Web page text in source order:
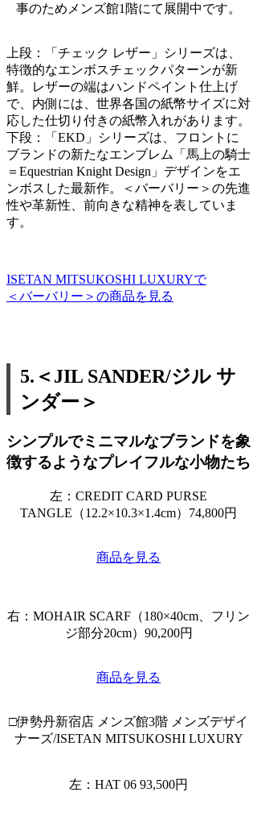
事のためメンズ館1階にて展開中です。
上段：「チェック レザー」シリーズは、
特徴的なエンボスチェックパターンが新
鮮。レザーの端はハンドペイント仕上げ
で、内側には、世界各国の紙幣サイズに対
応した仕切り付きの紙幣入れがあります。
下段：「EKD」シリーズは、フロントに
ブランドの新たなエンブレム「馬上の騎士
＝Equestrian Knight Design」デザインをエ
ンボスした最新作。＜バーバリー＞の先進
性や革新性、前向きな精神を表していま
す。
ISETAN MITSUKOSHI LUXURYで
＜バーバリー＞の商品を見る
5.＜JIL SANDER/ジル サ
ンダー＞
シンプルでミニマルなブランドを象
徴するようなプレイフルな小物たち
左：CREDIT CARD PURSE
TANGLE（12.2×10.3×1.4cm）74,800円
商品を見る
右：MOHAIR SCARF（180×40cm、フリン
ジ部分20cm）90,200円
商品を見る
□伊勢丹新宿店 メンズ館3階 メンズデザイ
ナーズ/ISETAN MITSUKOSHI LUXURY
左：HAT 06 93,500円